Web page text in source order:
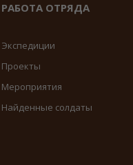
РАБОТА ОТРЯДА
Экспедиции
Проекты
Мероприятия
Найденные солдаты